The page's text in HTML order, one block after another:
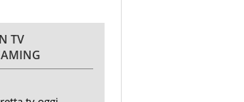
TV